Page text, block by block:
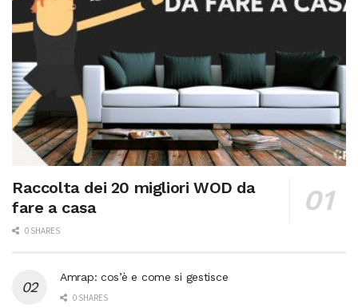
Raccolta dei 20 migliori WOD da
fare a casa
0 SHARES
Amrap: cos’è e come si gestisce
0 SHARES